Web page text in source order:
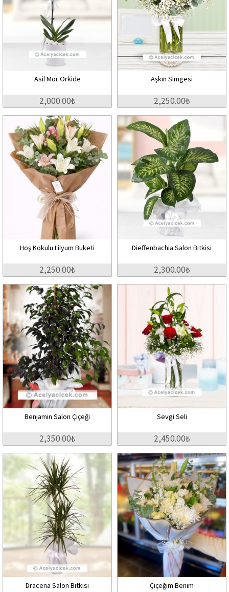
Asil Mor Orkide
2,000.00₺
Aşkın Simgesi
2,250.00₺
Hoş Kokulu Lilyum Buketi
2,250.00₺
Dieffenbachia Salon Bitkisi
2,300.00₺
Benjamin Salon Çiçeği
2,350.00₺
Sevgi Seli
2,450.00₺
Dracena Salon Bitkisi Çiçeğim Benim